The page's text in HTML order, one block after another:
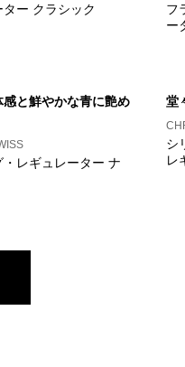
ター クラシック
フ
ー
感と鮮やかな青に艶め
・レギュレーター ナ
堂
シ
レ